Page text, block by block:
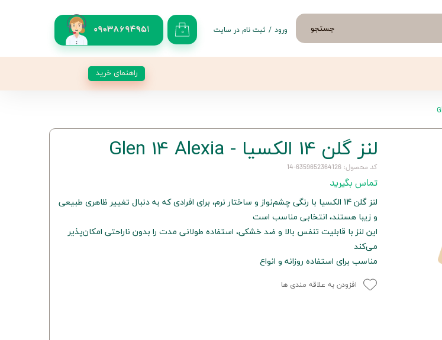
09038694951 جستجو ۰ ورود / ثبت نام در سایت
راهنمای خرید
لنز گلن 14 الکسیا - Glen 14 Alexia
کد محصول: 6359652364126-14
تماس بگیرید
لنز گلن 14 الکسیا با رنگی چشم‌نواز و ساختار نرم، برای افرادی که به دنبال تغییر ظاهری طبیعی
و زیبا هستند، انتخابی مناسب است
این لنز با قابلیت تنفس بالا و ضد خشکی، استفاده طولانی مدت را بدون ناراحتی امکان‌پذیر
می‌کند
مناسب برای استفاده روزانه و انواع
افزودن به علاقه مندی ها